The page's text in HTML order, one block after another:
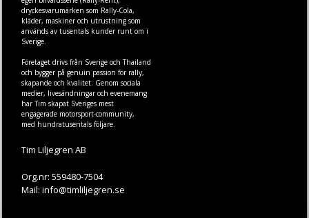
dryckesvarumärken som Rally-Cola,
kläder, maskineroch utrustning som
används av tusentals kunder runt om i
Sverige.
Företaget drivs från Sverige och Thailand
och bygger på genuin passion för rally,
skapande och kvalitet. Genom sociala
medier, livesändningar och evenemang
har Tim skapat Sveriges mest
engagerade motorsport-community,
med hundratusentals följare.
Tim Liljegren AB
Org.nr: 559480-7504
Mail: info@timliljegren.se